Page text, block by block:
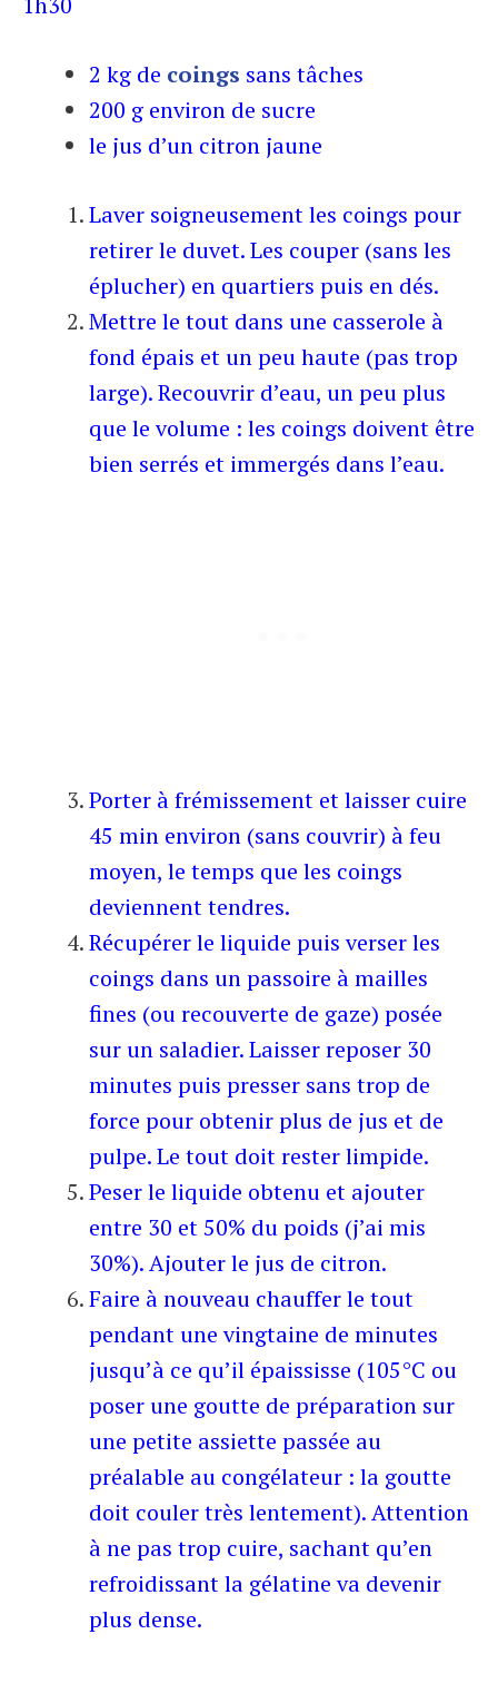
2 kg de coings sans tâches
200 g environ de sucre
le jus d’un citron jaune
Laver soigneusement les coings pour
retirer le duvet. Les couper (sans les
éplucher) en quartiers puis en dés.
Mettre le tout dans une casserole à
fond épais et un peu haute (pas trop
large). Recouvrir d’eau, un peu plus
que le volume : les coings doivent être
bien serrés et immergés dans l’eau.
Porter à frémissement et laisser cuire
45 min environ (sans couvrir) à feu
moyen, le temps que les coings
deviennent tendres.
Récupérer le liquide puis verser les
coings dans un passoire à mailles
fines (ou recouverte de gaze) posée
sur un saladier. Laisser reposer 30
minutes puis presser sans trop de
force pour obtenir plus de jus et de
pulpe. Le tout doit rester limpide.
Peser le liquide obtenu et ajouter
entre 30 et 50% du poids (j’ai mis
30%). Ajouter le jus de citron.
Faire à nouveau chauffer le tout
pendant une vingtaine de minutes
jusqu’à ce qu’il épaississe (105°C ou
poser une goutte de préparation sur
une petite assiette passée au
préalable au congélateur : la goutte
doit couler très lentement). Attention
à ne pas trop cuire, sachant qu’en
refroidissant la gélatine va devenir
plus dense.